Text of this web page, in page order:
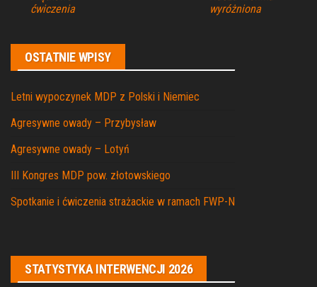
ćwiczenia
wyróżniona
OSTATNIE WPISY
Letni wypoczynek MDP z Polski i Niemiec
Agresywne owady – Przybysław
Agresywne owady – Lotyń
III Kongres MDP pow. złotowskiego
Spotkanie i ćwiczenia strażackie w ramach FWP-N
STATYSTYKA INTERWENCJI 2026